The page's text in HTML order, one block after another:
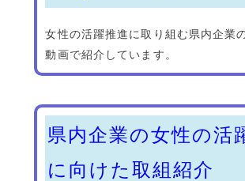
女性の活躍推進に取り組む県内企業
動画で紹介しています。
県内企業の女性の活
に向けた取組紹介